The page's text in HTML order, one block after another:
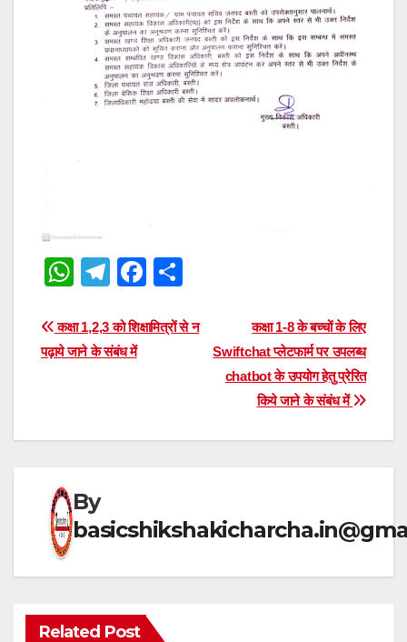
W
at
s
p
T
e
gr
F
c
o
ar
Post
navigation
कक्षा 1-8 के बच्चों के लिए
Swiftchat प्लेटफार्म पर उपलब्ध
chatbot के उपयोग हेतु प्रेरित
किये जाने के संबंध में
कक्षा 1,2,3 को शिक्षामित्रों से न
पढ़ाये जाने के संबंध में
By
Related Post